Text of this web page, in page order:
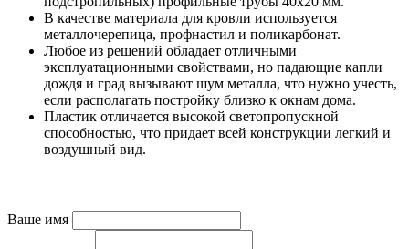
В качестве материала для кровли используется
металлочерепица, профнастил и поликарбонат.
Любое из решений обладает отличными
эксплуатационными свойствами, но падающие капли
дождя и град вызывают шум металла, что нужно учесть,
если располагать постройку близко к окнам дома.
Пластик отличается высокой светопропускной
способностью, что придает всей конструкции легкий и
воздушный вид.
Ваше имя